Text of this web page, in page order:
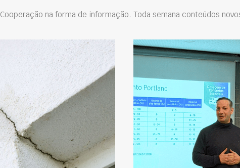
Cooperação na forma de informação. Toda semana conteúdos